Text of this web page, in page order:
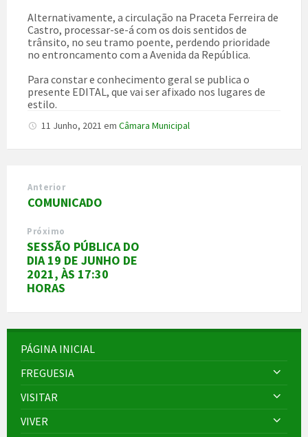
Alternativamente, a circulação na Praceta Ferreira de
Castro, processar-se-á com os dois sentidos de
trânsito, no seu tramo poente, perdendo prioridade
no entroncamento com a Avenida da República.
Para constar e conhecimento geral se publica o
presente EDITAL, que vai ser afixado nos lugares de
estilo.
11 Junho, 2021 em Câmara Municipal
Anterior
COMUNICADO
Próximo
SESSÃO PÚBLICA DO
DIA 19 DE JUNHO DE
2021, ÀS 17:30
HORAS
PÁGINA INICIAL
FREGUESIA
VISITAR
VIVER